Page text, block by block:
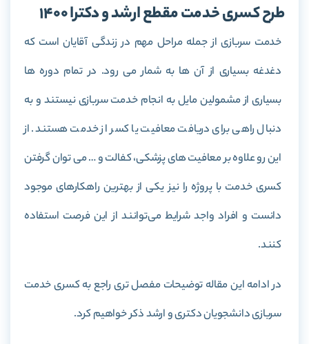
طرح کسری خدمت مقطع ارشد و دکترا 1400
خدمت سربازی از جمله مراحل مهم در زندگی آقایان است که
دغدغه بسیاری از آن ها به شمار می رود. در تمام دوره ها
بسیاری از مشمولین مایل به انجام خدمت سربازی نیستند و به
دنبال راهی برای دریافت معافیت یا کسر از خدمت هستند. از
این رو علاوه بر معافیت های پزشکی، کفالت و … می توان گرفتن
کسری خدمت با پروژه را نیز یکی از بهترین راهکارهای موجود
دانست و افراد واجد شرایط می‌توانند از این فرصت استفاده
کنند.
در ادامه این مقاله توضیحات مفصل تری راجع به کسری خدمت
سربازی دانشجویان دکتری و ارشد ذکر خواهیم کرد.